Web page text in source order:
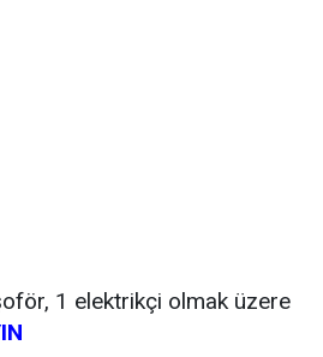
1 elektrikçi olmak üzere